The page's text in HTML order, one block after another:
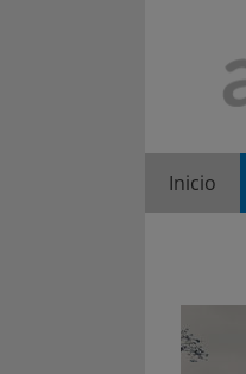
Inicio